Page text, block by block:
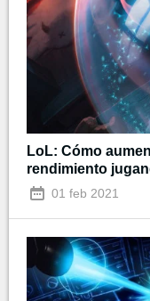
LoL: Cómo
rendimiento
01 feb 2021